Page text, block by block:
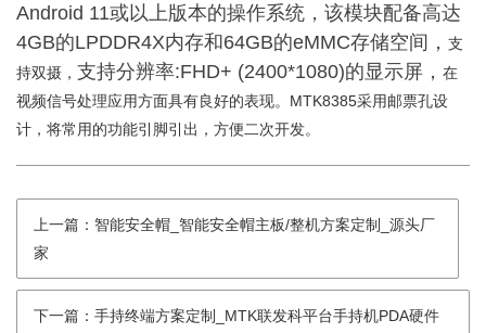
Android 11或以上版本的操作系统， 该模块配备高达
4GB的LPDDR4X内存和64GB的eMMC存储空间， 支
持双摄， 支持分辨率:FHD+ (2400*1080)的显示屏， 在
视频信号处理应用方面具有良好的表现。MTK8385采用邮票孔设
计，将常用的功能引脚引出，方便二次开发。
上一篇：智能安全帽_智能安全帽主板/整机方案定制_源头厂
家
下一篇：手持终端方案定制_MTK联发科平台手持机PDA硬件